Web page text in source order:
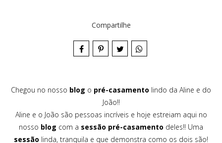
Compartilhe
Chegou no nosso blog o pré-casamento lindo da Aline e do
João!!
Aline e o João são pessoas incríveis e hoje estreiam aqui no
nosso blog com a sessão pré-casamento deles!! Uma
sessão linda, tranquila e que demonstra como os dois são!